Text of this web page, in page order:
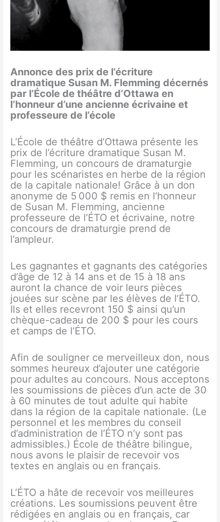
Annonce des prix de l’écriture
dramatique Susan M. Flemming décernés
par l’École de théâtre d’Ottawa en
l’honneur d’une ancienne écrivaine et
professeure de l’école
L’École de théâtre d’Ottawa présente les
prix de l’écriture dramatique Susan M.
Flemming, un concours de dramaturgie
pour les scénaristes en herbe de la région
de la capitale nationale! Grâce à un don
anonyme de 5 000 $ remis en l’honneur
de Susan M. Flemming, ancienne
professeure de l’ÉTO et écrivaine, notre
concours de dramaturgie prend de
l’ampleur.
Les gagnantes et gagnants des catégories
d’âge de 12 à 14 ans et de 15 à 18 ans
auront la chance de voir leurs pièces
jouées sur scène par les élèves de l’ÉTO.
Ils et elles recevront 150 $ ainsi qu’un
chèque-cadeau de 200 $ pour les cours
et camps de l’ÉTO.
Afin de souligner ce merveilleux don, nous
sommes heureux d’ajouter une catégorie
pour adultes au concours. Nous acceptons
les soumissions de pièces d’un acte de 30
à 60 minutes de tout adulte qui habite
dans la région de la capitale nationale. (Le
personnel et les membres du conseil
d’administration de l’ÉTO n’y sont pas
admissibles.) École de théâtre bilingue,
nous avons le plaisir de recevoir vos
textes en anglais ou en français.
L’ÉTO a hâte de recevoir vos meilleures
créations. Les soumissions peuvent être
rédigées en anglais ou en français, car